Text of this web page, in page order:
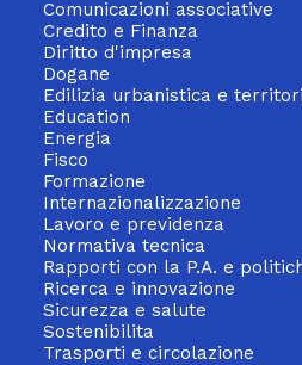
Comunicazioni associative
Credito e Finanza
Diritto d'impresa
Dogane
Edilizia urbanistica e
Education
Energia
Fisco
Formazione
Internazionalizzazione
Lavoro e previdenza
Normativa tecnica
Rapporti con la P.A. e
Ricerca e innovazione
Sicurezza e salute
Sostenibilita
Trasporti e circolazione